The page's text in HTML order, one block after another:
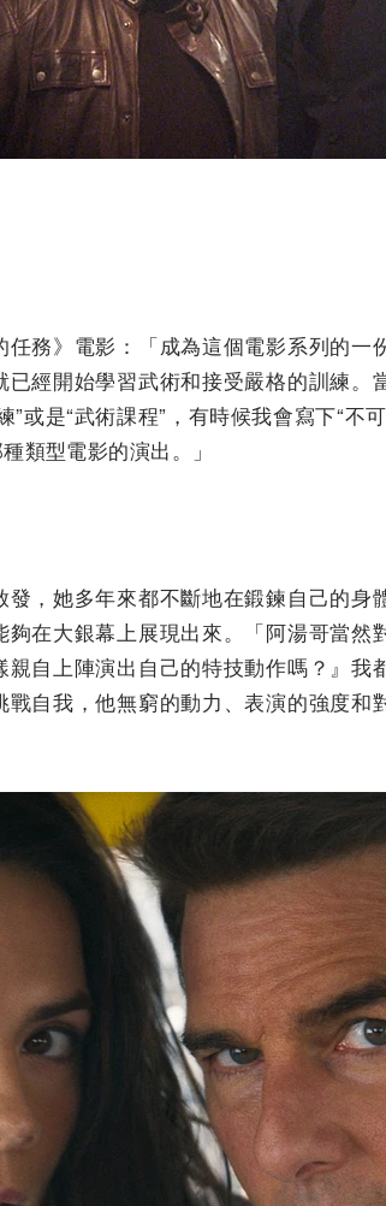
務》電影：「成為這個電影系列的一
已經開始學習武術和接受嚴格的訓練
或是“武術課程”，有時候我會寫下“不
類型電影的演出。」
，她多年來都不斷地在鍛鍊自己的身
在大銀幕上展現出來。「阿湯哥當然
親自上陣演出自己的特技動作嗎？』
自我，他無窮的動力、表演的強度和